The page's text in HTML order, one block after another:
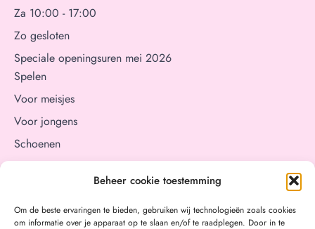
Beheer cookie toestemming
Om de beste ervaringen te bieden, gebruiken wij technologieën zoals cookies
om informatie over je apparaat op te slaan en/of te raadplegen. Door in te
Za 10:00 - 17:00
Zo gesloten
Speciale openingsuren mei 2026
Spelen
Voor meisjes
Voor jongens
Schoenen
Aan tafel
Cadeaubon